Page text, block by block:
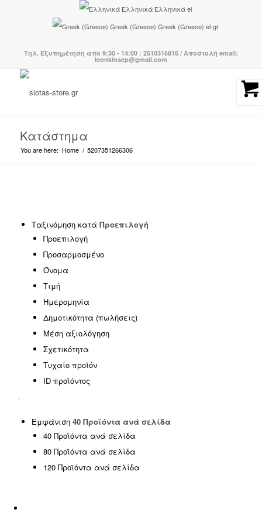
Ελληνικά Ελληνικά el
Greek (Greece) Greek (Greece) el-gr
Τηλ. Εξυπηρέτηση απο 9:30 - 14:00 : 2510316816 / Αποστολή email:
leonkinsep@gmail.com
Κατάστημα
You are here: Home / 5207351266306
Κατηγορίες προϊόντων-
BOHO CHIC
EASTER OFFERS
HOT DEALS
SPECIAL OFFERS
SUMMER SALE
Έπιπλα γραφείου
(0)
Έπιπλα εξωτερικού χώρου
Έπιπλα εσωτερικού χώρου
ΦΟΙΤΗΤΙΚΑ ΠΑΚΕΤΑ
Χωρίς κατηγορία
Uncategorized(2)
Αιώρες - Κούνιες(5)
Διακόσμηση (5)
Είδη ταξιδίου(0)
Ταξινόμηση κατά Προεπιλογή
Προεπιλογή
Προσαρμοσμένο
Όνομα
Τιμή
Ημερομηνία
Δημοτικότητα (πωλήσεις)
Μέση αξιολόγηση
Σχετικότητα
Τυχαίο προϊόν
ID προϊόντος
Εμφάνιση 40 Προϊόντα ανά σελίδα
40 Προϊόντα ανά σελίδα
80 Προϊόντα ανά σελίδα
120 Προϊόντα ανά σελίδα